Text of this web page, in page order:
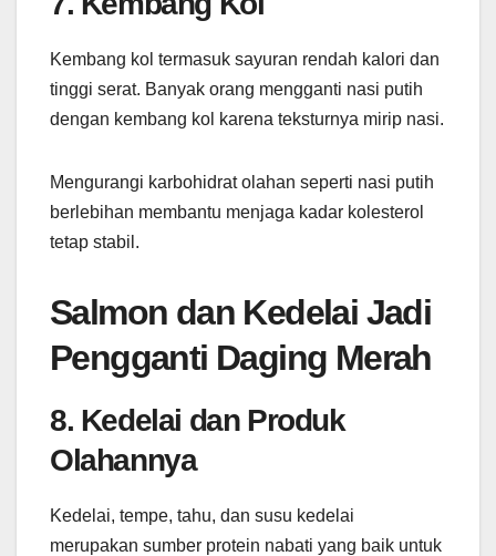
Kembang kol termasuk sayuran rendah kalori dan
tinggi serat. Banyak orang mengganti nasi putih
dengan kembang kol karena teksturnya mirip nasi.
Mengurangi karbohidrat olahan seperti nasi putih
berlebihan membantu menjaga kadar kolesterol
tetap stabil.
Salmon dan Kedelai Jadi
Pengganti Daging Merah
8. Kedelai dan Produk
Olahannya
Kedelai, tempe, tahu, dan susu kedelai
merupakan sumber protein nabati yang baik untuk